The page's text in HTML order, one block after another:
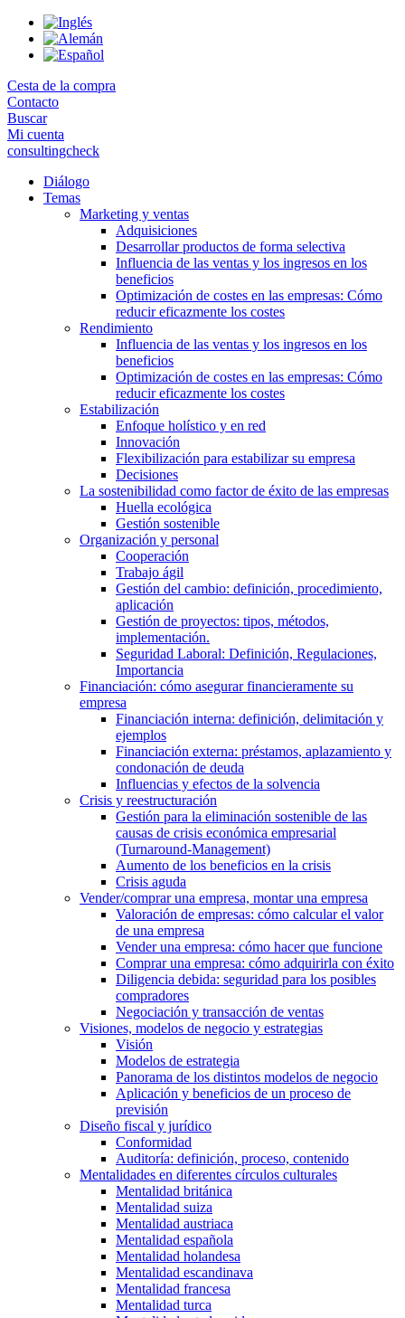
Skip
Cesta de la compra
Contacto
Buscar
Mi cuenta
consultingcheck
Diálogo
Temas
Marketing y ventas
Adquisiciones
Desarrollar productos de forma selectiva
Influencia de las ventas y los ingresos en los
beneficios
Optimización de costes en las empresas: Cómo
reducir eficazmente los costes
Rendimiento
Influencia de las ventas y los ingresos en los
beneficios
Optimización de costes en las empresas: Cómo
reducir eficazmente los costes
Estabilización
Enfoque holístico y en red
Innovación
Flexibilización para estabilizar su empresa
Decisiones
La sostenibilidad como factor de éxito de las empresas
Huella ecológica
Gestión sostenible
Organización y personal
Cooperación
Trabajo ágil
Gestión del cambio: definición, procedimiento,
aplicación
Gestión de proyectos: tipos, métodos,
implementación.
Seguridad Laboral: Definición, Regulaciones,
Importancia
Financiación: cómo asegurar financieramente su
empresa
Financiación interna: definición, delimitación y
ejemplos
Financiación externa: préstamos, aplazamiento y
condonación de deuda
Influencias y efectos de la solvencia
Crisis y reestructuración
Gestión para la eliminación sostenible de las
causas de crisis económica empresarial
(Turnaround-Management)
Aumento de los beneficios en la crisis
Crisis aguda
Vender/comprar una empresa, montar una empresa
Valoración de empresas: cómo calcular el valor
de una empresa
Vender una empresa: cómo hacer que funcione
Comprar una empresa: cómo adquirirla con éxito
Diligencia debida: seguridad para los posibles
compradores
Negociación y transacción de ventas
Visiones, modelos de negocio y estrategias
Visión
Modelos de estrategia
Panorama de los distintos modelos de negocio
Aplicación y beneficios de un proceso de
previsión
Diseño fiscal y jurídico
Conformidad
Auditoría: definición, proceso, contenido
Mentalidades en diferentes círculos culturales
Mentalidad británica
Mentalidad suiza
Mentalidad austriaca
Mentalidad española
Mentalidad holandesa
Mentalidad escandinava
Mentalidad francesa
Mentalidad turca